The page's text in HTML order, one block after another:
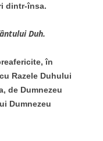
dintr-însa.
Duh.
în
Razele Duhului
de Dumnezeu
Dumnezeu